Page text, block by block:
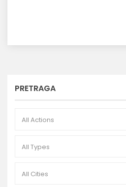
PRETRAGA
All Actions
All Types
All Cities